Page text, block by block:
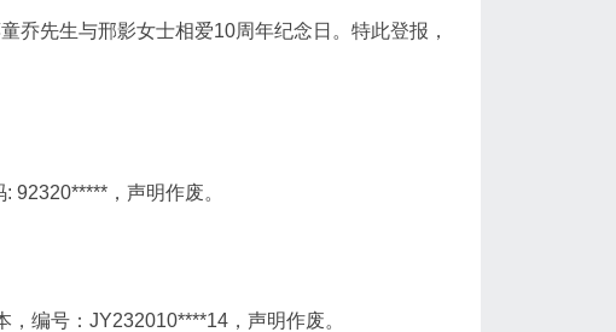
先生与邢影女士相爱10周年纪念日。特此登报，
92320*****，声明作废。
编号：JY232010****14，声明作废。